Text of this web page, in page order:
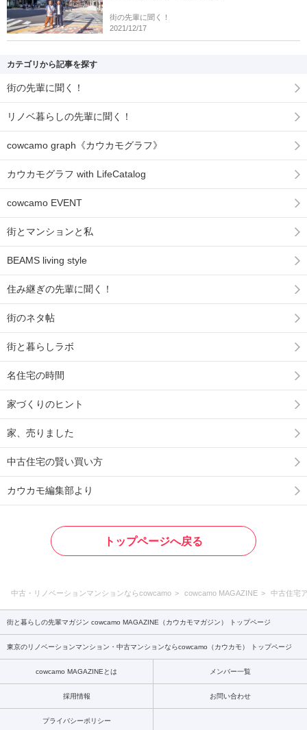
街の先輩に聞く！
2021/12/17
カテゴリから記事を探す
街の先輩に聞く！
リノベ暮らしの先輩に聞く！
cowcamo graph《カウカモグラフ》
カウカモグラフ with LifeCatalog
cowcamo EVENT
街とマンションと私
BEAMS living style
住み継ぎの先輩に聞く！
街のネタ帖
街と暮らしラボ
名住宅の時間
家づくりのヒント
家、売りました
中古住宅の賢い買い方
カウカモ編集部より
トップページへ戻る
中古・リノベーションマンションならcowcamo cowcamo MAGAZINE 中古住宅
街と暮らしの先輩マガジン cowcamo MAGAZINE（カウカモマガジン） トップページ
東京のリノベーションマンション・中古マンションならcowcamo（カウカモ） トップページ
cowcamo MAGAZINEとは メンバー一覧
採用情報 お問い合わせ
プライバシーポリシー